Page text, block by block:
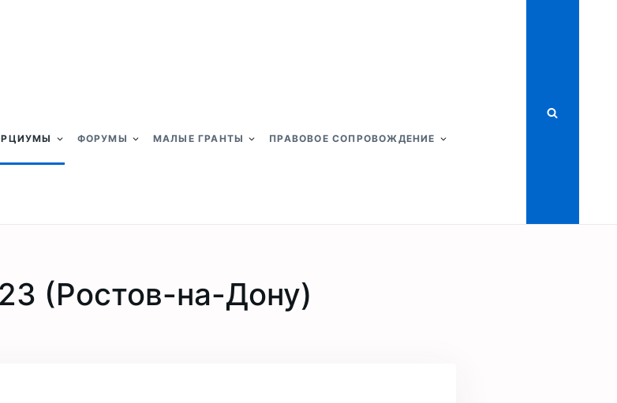
ФОРУМЫ МАЛЫЕ ГРАНТЫ ПРАВОВОЕ СОПРОВОЖДЕНИЕ
(Ростов-на-Дону)